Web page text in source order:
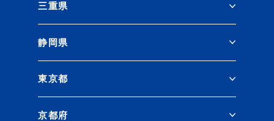
三重県
静岡県
東京都
京都府